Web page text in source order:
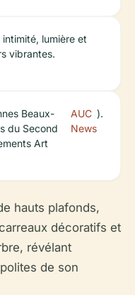
lumière et
vibrantes.
Beaux-
du Second
Art
AUC
News
).
hauts plafonds,
décoratifs et
révélant
de son